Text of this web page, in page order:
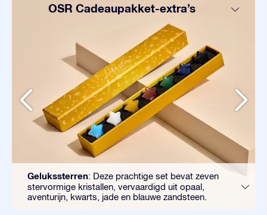
OSR Cadeaupakket-extra’s
Gelukssterren: Deze prachtige set bevat zeven
stervormige kristallen, vervaardigd uit opaal,
aventurijn, kwarts, jade en blauwe zandsteen.